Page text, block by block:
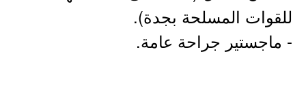
للقوات المسلحة بجدة).
- ماجستير جراحة عامة.